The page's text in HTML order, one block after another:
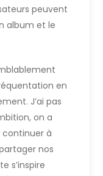
peuvent
album et le
en
J’ai pas
on a
continuer à
nos
s’inspire